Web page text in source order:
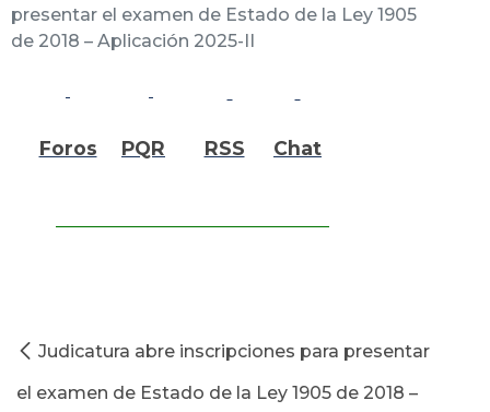
presentar el examen de Estado de la Ley 1905
de 2018 – Aplicación 2025-II
Foros PQR RSS Chat
Judicatura abre inscripciones para presentar
el examen de Estado de la Ley 1905 de 2018 –